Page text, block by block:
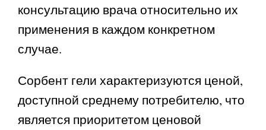
консультацию врача относительно их
применения в каждом конкретном
случае.
Сорбент гели характеризуются ценой,
доступной среднему потребителю, что
является приоритетом ценовой